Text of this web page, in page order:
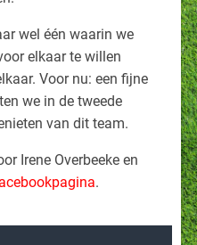
wel één waarin we
elkaar te willen
Voor nu: een fijne
we in de tweede
van dit team.
Irene Overbeeke en
.